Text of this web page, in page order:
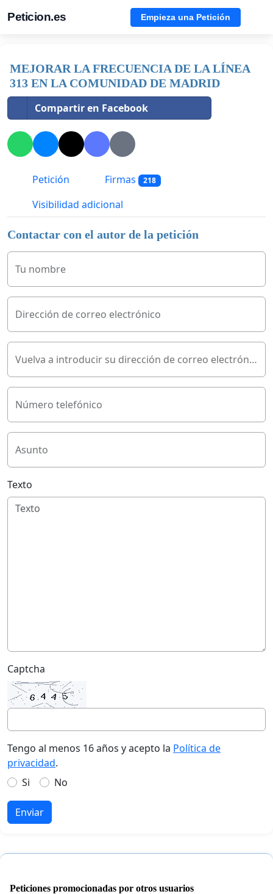
Peticion.es Empieza una Petición
MEJORAR LA FRECUENCIA DE LA LÍNEA
313 EN LA COMUNIDAD DE MADRID
Compartir en Facebook
Petición Firmas 218
Visibilidad adicional
Contactar con el autor de la petición
Tu nombre
Dirección de correo electrónico
Vuelva a introducir su dirección de correo electrónico
Número telefónico
Asunto
Texto
Captcha
Tengo al menos 16 años y acepto la Política de
privacidad.
Si
No
Enviar
Peticiones promocionadas por otros usuarios